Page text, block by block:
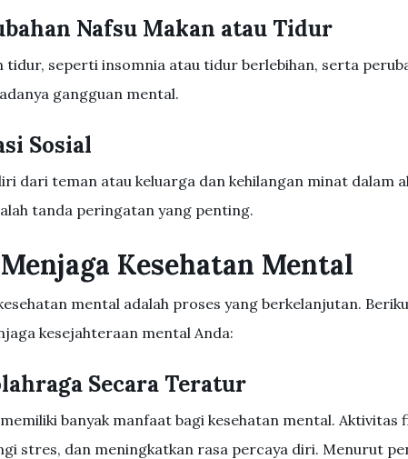
Nafsu Makan atau Tidur
tidur, seperti insomnia atau tidur berlebihan, serta
gangguan mental.
Sosial
dari teman atau keluarga dan kehilangan minat dalam
tanda peringatan yang penting.
Kesehatan Mental
mental adalah proses yang berkelanjutan.
kesejahteraan mental Anda:
Secara Teratur
banyak manfaat bagi kesehatan mental.
stres, dan meningkatkan rasa percaya diri. Menurut